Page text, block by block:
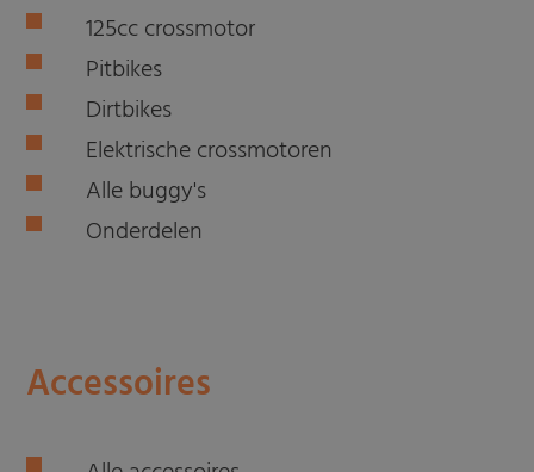
125cc crossmotor
Pitbikes
Dirtbikes
Elektrische crossmotoren
Alle buggy's
Onderdelen
Accessoires